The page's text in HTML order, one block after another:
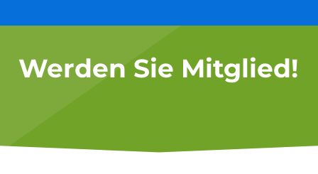
Werden Sie Mitglied!